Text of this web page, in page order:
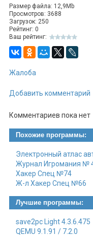
Размер файла: 12,9Mb
Просмотров: 3688
Загрузок: 250
Рейтинг: 0
Ваш рейтинг:
Жалоба
Добавить комментарий
Комментариев пока нет
Похожие программы:
Электронный атлас
Журнал Игромания № 4
Хакер Спец №74
Ж-л Хакер Спец №66
Лучшие программы:
save2pc Light 4.3.6.475
QEMU 9.1.91 / 7.2.0